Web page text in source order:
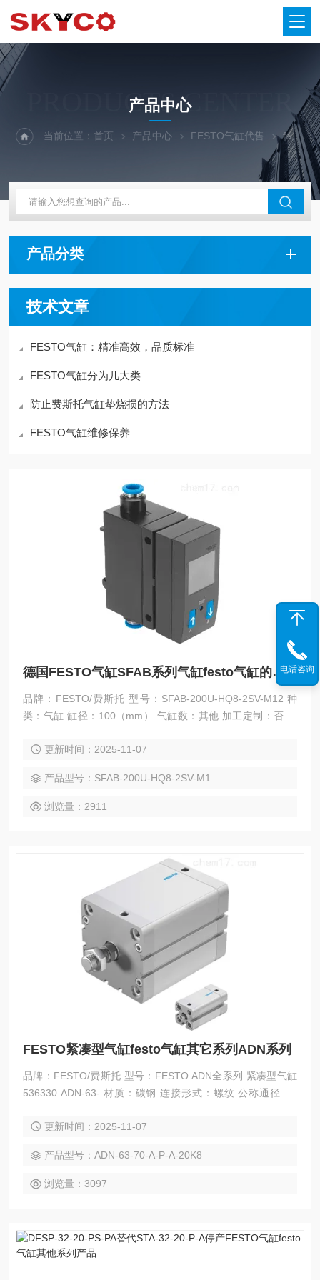
PRODUCTS CENTER
产品中心
当前位置：首页 产品中心 FESTO气缸代售 festo气缸
产品分类
技术文章
FESTO气缸：精准高效，品质标准
FESTO气缸分为几大类
防止费斯托气缸垫烧损的方法
FESTO气缸维修保养
德国FESTO气缸SFAB系列气缸festo气缸的其他系列产品
品牌：FESTO/费斯托 型号：SFAB-200U-HQ8-2SV-M12 种
类：气缸 缸径：100（mm） 气缸数：其他 加工定制：否 德
更新时间：2025-11-07
产品型号：SFAB-200U-HQ8-2SV-M1
浏览量：2911
FESTO紧凑型气缸festo气缸其它系列ADN系列
品牌：FESTO/费斯托 型号：FESTO ADN全系列 紧凑型气缸
536330 ADN-63- 材质：碳钢 连接形式：螺纹 公称通径：5
体 用途：调节 形态：球式 压力环境：高压 工作温度：高温 标
更新时间：2025-11-07
产品型号：ADN-63-70-A-P-A-20K8
浏览量：3097
电话咨询